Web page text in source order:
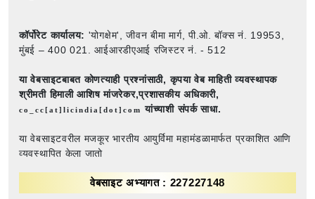
कॉर्पोरेट कार्यालय: 'योगक्षेम', जीवन बीमा मार्ग, पी.ओ. बॉक्स नं. 19953,
मुंबई – 400 021. आईआरडीएआई रजिस्टर नं. - 512
या वेबसाइटबाबत कोणत्याही प्रश्नांसाठी, कृपया वेब माहिती व्यवस्थापक
श्रीमती हिमाली आशिष मांजरेकर,प्रशासकीय अधिकारी,
co_cc[at]licindia[dot]comयांच्याशी संपर्क साधा.
या वेबसाइटवरील मजकूर भारतीय आयुर्विमा महामंडळामार्फत प्रकाशित आणि
व्यवस्थापित केला जातो
वेबसाइट अभ्यागत : 227227148